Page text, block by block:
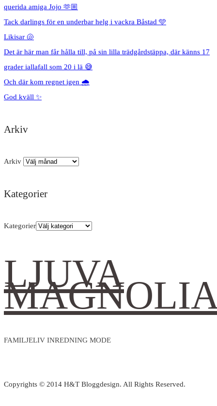
querida amiga Jojo 🫶🏼
Tack darlings för en underbar helg i vackra Båstad 🩵
Likisar 🐚
Det är här man får hålla till, på sin lilla trädgårdstäppa, där känns 17
grader iallafall som 20 i lä 😅
Och där kom regnet igen 🌧️
God kväll ✨
Arkiv
Arkiv
Kategorier
Kategorier
LJUVA
FAMILJELIV INREDNING MODE
Copyrights © 2014 H&T Bloggdesign. All Rights Reserved.